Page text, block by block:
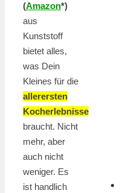
(Amazon*)
aus
Kunststoff
bietet alles,
was Dein
Kleines für die
allerersten
Kocherlebnisse
braucht. Nicht
mehr, aber
auch nicht
weniger. Es
ist handlich